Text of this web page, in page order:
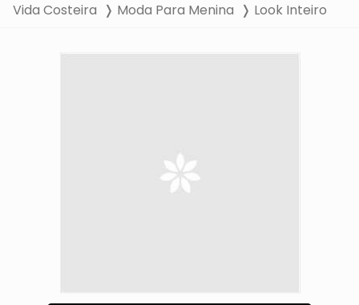
Vida Costeira Moda Para Menina Look Inteiro